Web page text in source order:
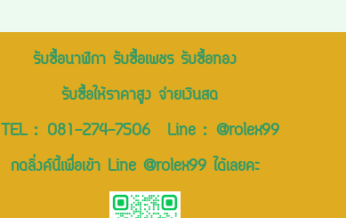
รับซื้อนาฬิกา รับซื้อเพชร รับซื้อทอง
รับซื้อให้ราคาสูง จ่ายเงินสด
TEL : 081-274-7506Line : @rolex99
กดลิ่งค์นี้เพื่อเข้า Line @rolex99 ได้เลยคะ